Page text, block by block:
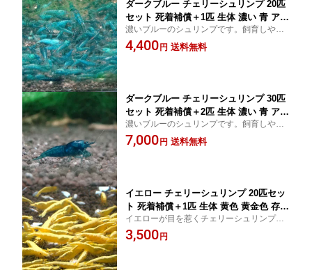
ダークブルー チェリーシュリンプ 20匹
セット 死着補償＋1匹 生体 濃い 青 アク
アリウム 水草 エビ
濃いブルーのシュリンプです。飼育しやす
いシュリンプです。
4,400 円 送料無料
ダークブルー チェリーシュリンプ 30匹
セット 死着補償＋2匹 生体 濃い 青 アク
アリウム 水草 エビ
濃いブルーのシュリンプです。飼育しやす
いシュリンプです。
7,000 円 送料無料
イエロー チェリーシュリンプ 20匹セッ
ト 死着補償＋1匹 生体 黄色 黄金色 存在
感 アクアリウム 水草 エビ
イエローが目を惹くチェリーシュリンプで
す。飼育しやすいシュリンプです。
3,500 円